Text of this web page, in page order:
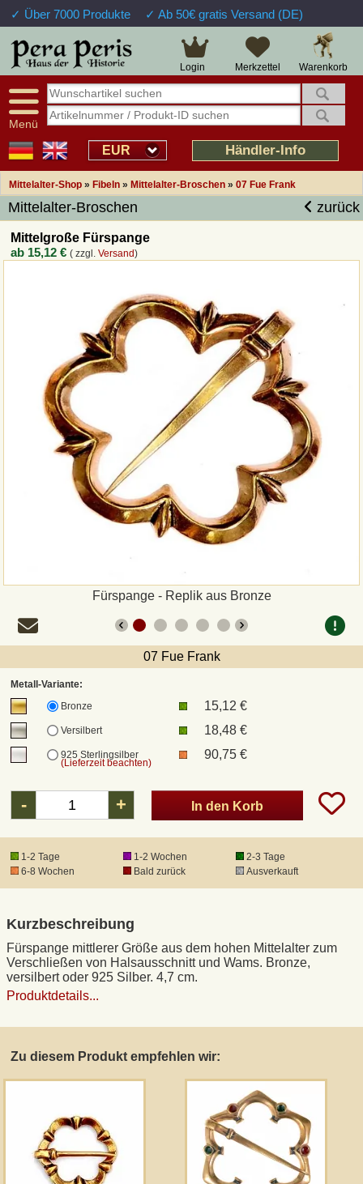
✓ Über 7000 Produkte ✓ Ab 50€ gratis Versand (DE)
Warenkorb
Merkzettel
Login
Menü
EUR Händler-Info
Mittelalter-Shop » Fibeln » Mittelalter-Broschen » 07 Fue Frank
Mittelalter-Broschen zurück
Mittelgroße Fürspange
ab 15,12 € ( zzgl.Versand)
Fürspange - Replik aus Bronze
07 Fue Frank
Metall-Variante:
Bronze
15,12 €
Versilbert 18,48 €
925 Sterlingsilber
(Lieferzeit beachten)
90,75 €
- + In den Korb
1-2 Tage 1-2 Wochen
2-3 Tage
6-8 Wochen
Bald zurück Ausverkauft
Kurzbeschreibung
Fürspange mittlerer Größe aus dem hohen Mittelalter zum
Verschließen von Halsausschnitt und Wams. Bronze,
versilbert oder 925 Silber. 4,7 cm.
Produktdetails...
Zu diesem Produkt empfehlen wir:
Große Auswahl
Verfügbarkeitsanzeige
Sendungsverfolgung
Intelligente Navigation
Freundlicher Service
14 Tage Widerrufsrecht
Über 25 Jahre Erfahrung
Schnelle Rücküberweisung
Kulant bei Retouren
Prof. Auftragsabwicklung
Übersicht Mittelalter-Produkte
Impressum
Widerrufsfunktion
Zahlungsweisen
Versandarten und Retouren
UPS
DHL Paket
DPD
DHL Kleinpaket
DHL Express
Waffenrecht und FSK 18
Datenschutz
Widerrufsrecht
Mittelalter-Großhandel
Gästebuch